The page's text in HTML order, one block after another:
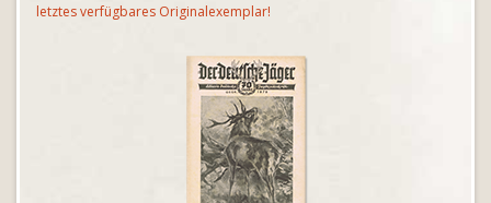
letztes verfügbares Originalexemplar!